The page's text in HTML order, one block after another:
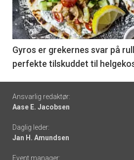
nå
-
6
Gyros er grekernes svar på
perfekte tilskuddet til
Footer
-
links
Ansvarlig redaktør:
Aase E. Jacobsen
Daglig leder:
Jan H. Amundsen
Event manager: